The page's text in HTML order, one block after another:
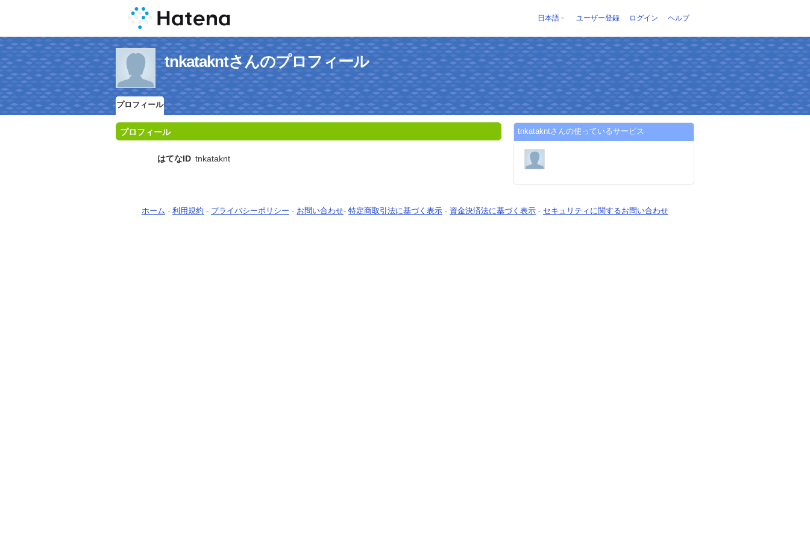
日本語 ユーザー登録 ログイン ヘルプ
tnkatakntさんのプロフィール
プロフィール
プロフィール
はてなID tnkataknt
tnkatakntさんの使っているサービス
ホーム - 利用規約 - プライバシーポリシー - お問い合わせ- 特定商取引法に基づく表示 - 資金決済法に基づく表示 - セキュリティに関するお問い合わせ